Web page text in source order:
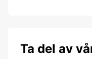
Ta del av